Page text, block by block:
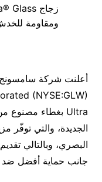
ومقاومة
الجديدة، والتي توفّر
البصري، وبالتالي
جانب حماية أفضل ضد